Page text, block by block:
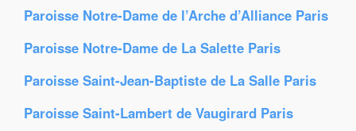
Paroisse Notre-Dame de l’Arche d’Alliance Paris
Paroisse Notre-Dame de La Salette Paris
Paroisse Saint-Jean-Baptiste de La Salle Paris
Paroisse Saint-Lambert de Vaugirard Paris